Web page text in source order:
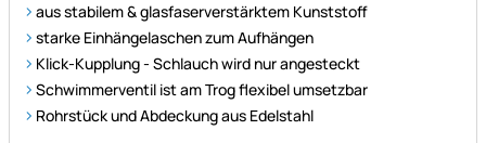
aus stabilem & glasfaserverstärktem Kunststoff
starke Einhängelaschen zum Aufhängen
Klick-Kupplung - Schlauch wird nur angesteckt
Schwimmerventil ist am Trog flexibel umsetzbar
Rohrstück und Abdeckung aus Edelstahl